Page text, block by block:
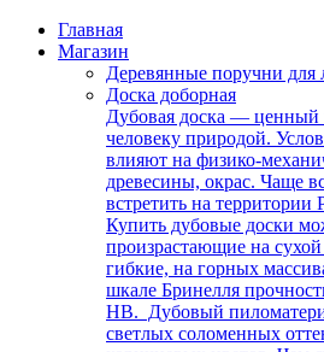
Главная
Магазин
Деревянные поручни для
Доска доборная
Дубовая доска — ценный
человеку природой.
влияют на физико-
древесины, окрас. Чаще
встретить на
Купить дубовые доски
произрастающие на
гибкие, на горных
шкале Бринелля
НВ. Дубовый
светлых соломенных